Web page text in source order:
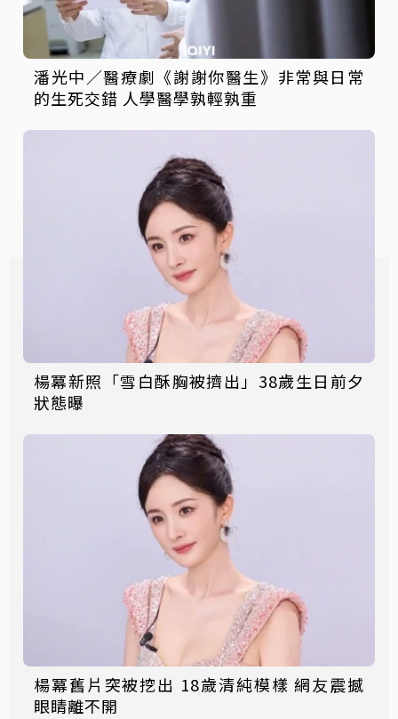
潘光中／醫療劇《謝謝你醫生》非常與日常
的生死交錯 人學醫學孰輕孰重
楊冪新照「雪白酥胸被擠出」38歲生日前夕
狀態曝
楊冪舊片突被挖出 18歲清純模樣 網友震撼
眼睛離不開